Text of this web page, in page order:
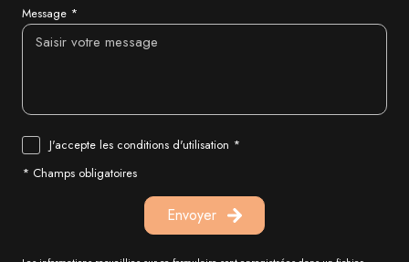
Message *
J'accepte les conditions d'utilisation *
* Champs obligatoires
Envoyer